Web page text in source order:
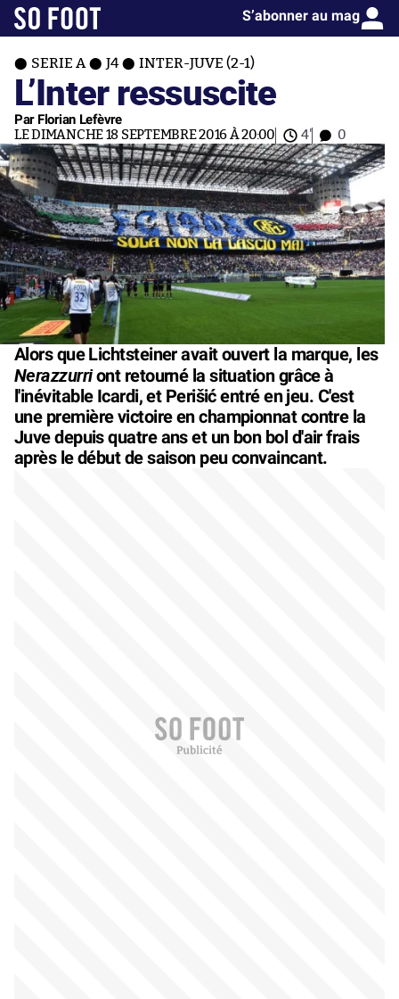
S’abonner au mag
SERIE A J4 INTER-JUVE (2-1)
L’Inter ressuscite
Par Florian Lefèvre
LE DIMANCHE 18 SEPTEMBRE 2016 À 20:00 4' 0
Alors que Lichtsteiner avait ouvert la marque, les
Nerazzurriont retourné la situation grâce à
l'inévitable Icardi, et Perišić entré en jeu. C'est
une première victoire en championnat contre la
Juve depuis quatre ans et un bon bol d'air frais
après le début de saison peu convaincant.